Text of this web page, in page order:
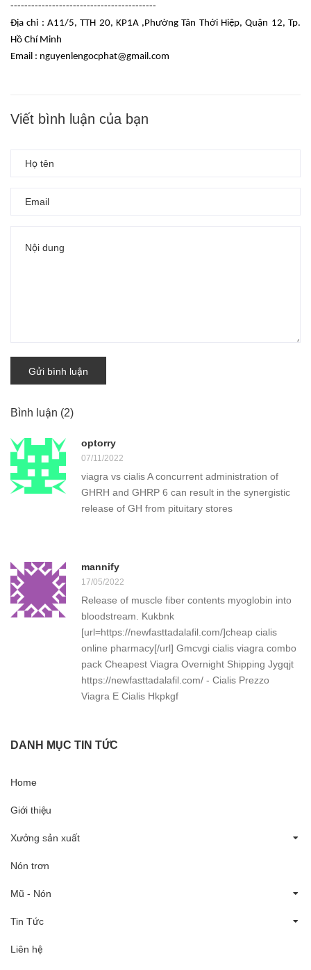
DANH MỤC TIN TỨC
Home
Giới thiệu
Xưởng sản xuất
Nón trơn
Mũ - Nón
Tin Tức
Liên hệ
------------------------------------------
Địa chỉ : A11/5, TTH 20, KP1A ,Phường Tân Thới Hiệp, Quận 12, Tp.
Hồ Chí Minh
Email : nguyenlengocphat@gmail.com
Viết bình luận của bạn
Gửi bình luận
Bình luận (2)
optorry
07/11/2022
viagra vs cialis A concurrent administration of
GHRH and GHRP 6 can result in the synergistic
release of GH from pituitary stores
mannify
17/05/2022
Release of muscle fiber contents myoglobin into
bloodstream. Kukbnk
[url=https://newfasttadalafil.com/]cheap cialis
online pharmacy[/url] Gmcvgi cialis viagra combo
pack Cheapest Viagra Overnight Shipping Jygqjt
https://newfasttadalafil.com/ - Cialis Prezzo
Viagra E Cialis Hkpkgf